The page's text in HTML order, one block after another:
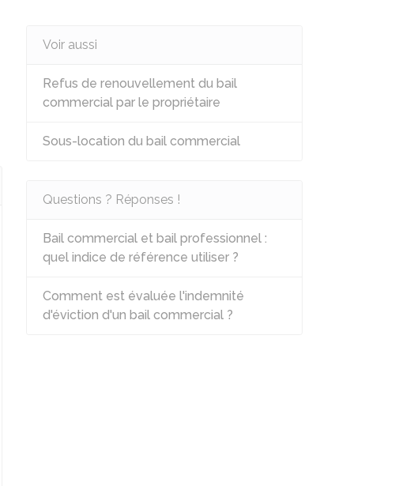
Voir aussi
Refus de renouvellement du bail
commercial par le propriétaire
Sous-location du bail commercial
Questions ? Réponses !
Bail commercial et bail professionnel :
quel indice de référence utiliser ?
Comment est évaluée l'indemnité
d'éviction d'un bail commercial ?